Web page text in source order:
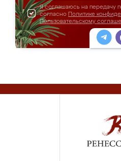
Я соглашаюсь на передачу
согласно Политике
Пользовательскому